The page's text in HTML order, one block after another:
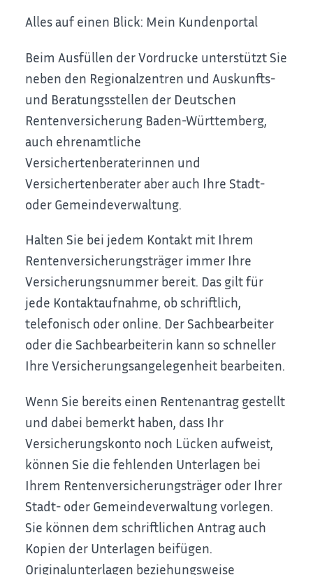
Alles auf einen Blick: Mein Kundenportal
Beim Ausfüllen der Vordrucke unterstützt Sie
neben den Regionalzentren und Auskunfts-
und Beratungsstellen der Deutschen
Rentenversicherung Baden-Württemberg,
auch ehrenamtliche
Versichertenberaterinnen und
Versichertenberateraber auch Ihre Stadt-
oder Gemeindeverwaltung.
Halten Sie bei jedem Kontakt mit Ihrem
Rentenversicherungsträger immer Ihre
Versicherungsnummer bereit. Das gilt für
jede Kontaktaufnahme, ob schriftlich,
telefonisch oder online. Der Sachbearbeiter
oder die Sachbearbeiterin kann so schneller
Ihre Versicherungsangelegenheit bearbeiten.
Wenn Sie bereits einen Rentenantrag gestellt
und dabei bemerkt haben, dass Ihr
Versicherungskonto noch Lücken aufweist,
können Sie die fehlenden Unterlagen bei
Ihrem Rentenversicherungsträger oder Ihrer
Stadt- oder Gemeindeverwaltung vorlegen.
Sie können dem schriftlichen Antrag auch
Kopien der Unterlagen beifügen.
Originalunterlagen beziehungsweise